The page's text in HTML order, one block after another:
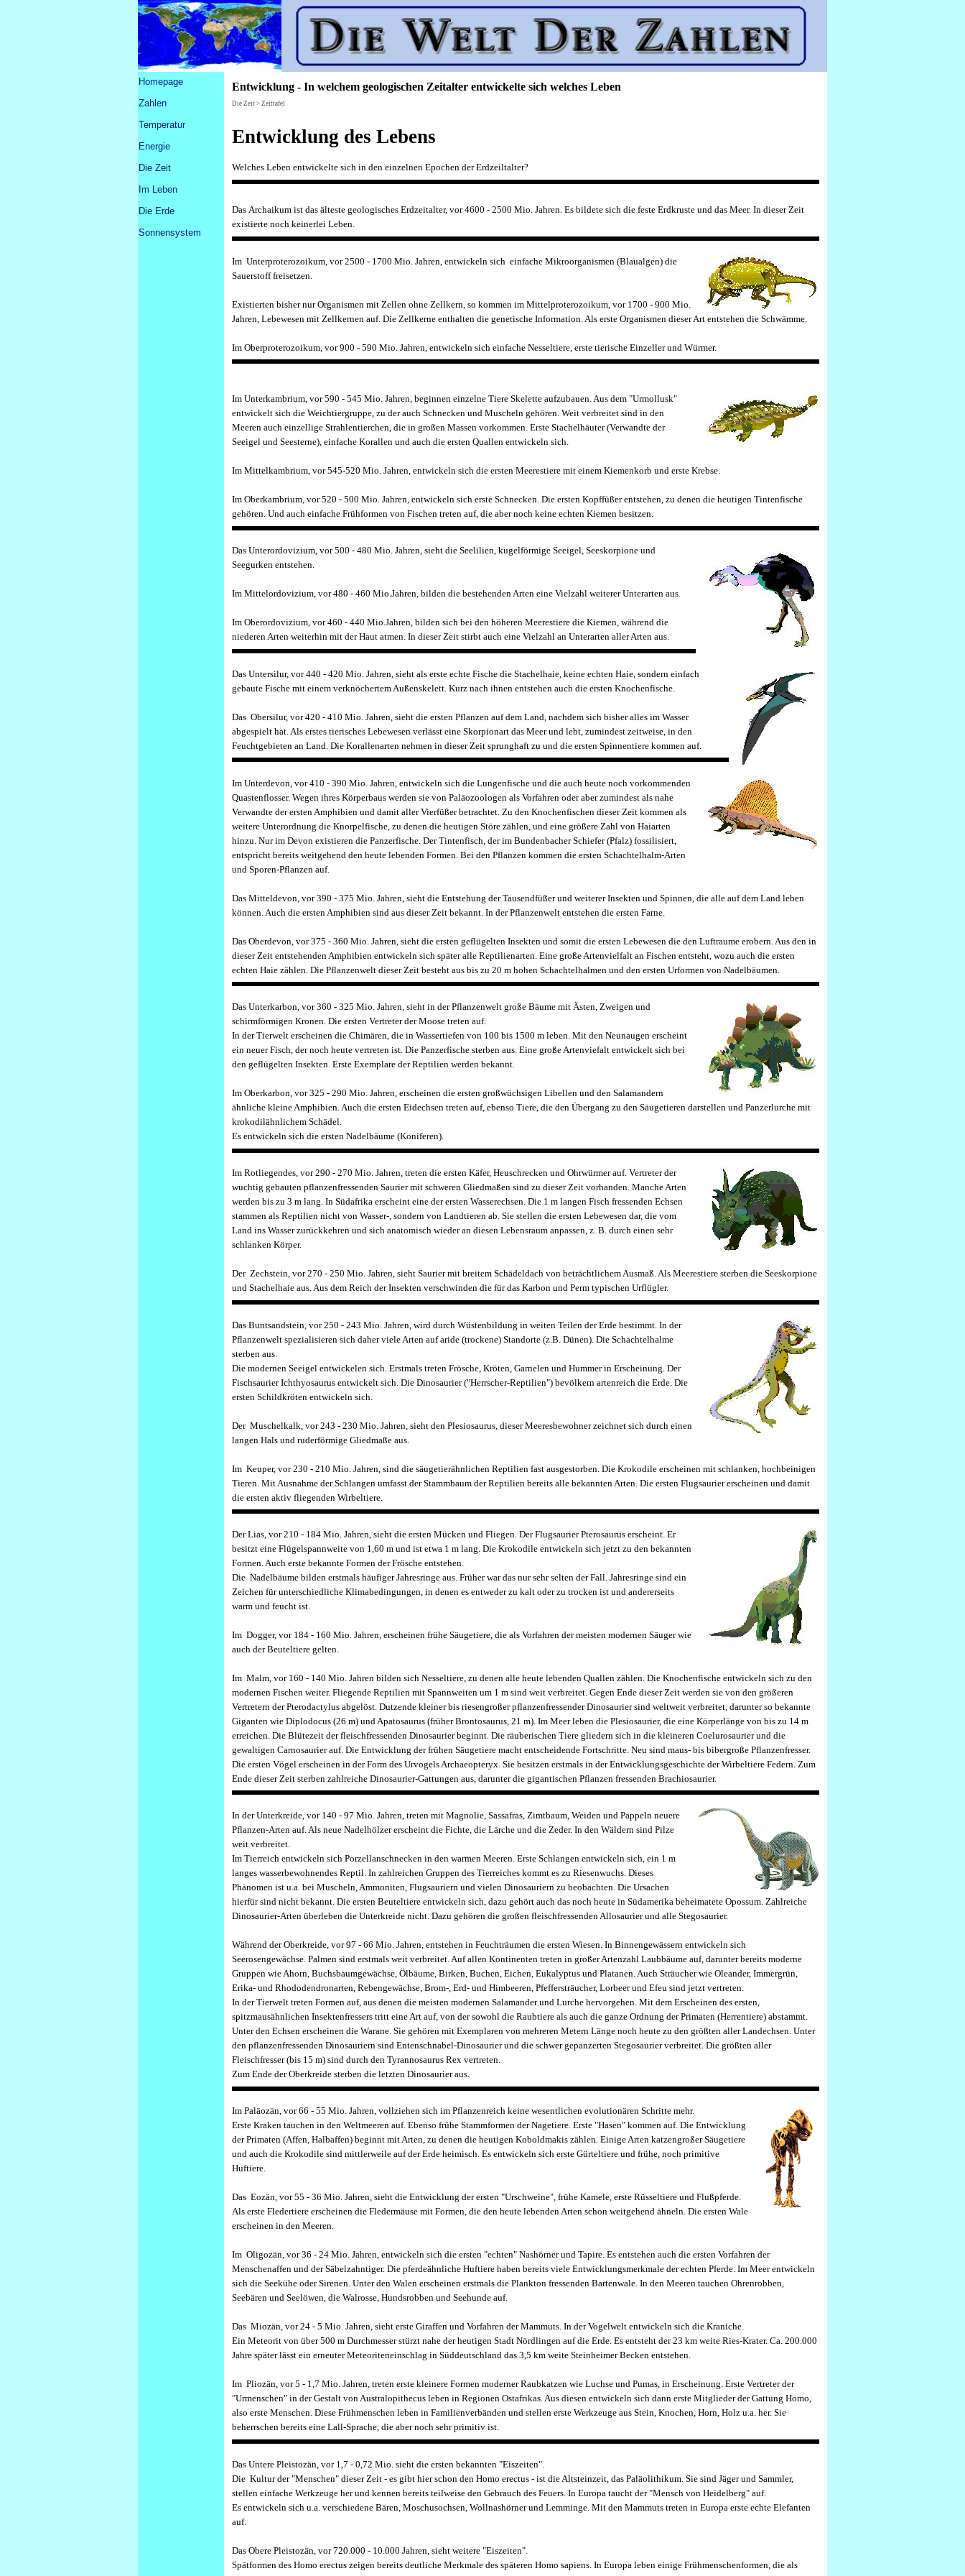
Menü überspringen
Homepage
Zahlen
Temperatur
Energie
Die Zeit
Im Leben
Die Erde
Sonnensystem
Entwicklung - In welchem geologischen Zeitalter entwickelte sich welches Leben
Die Zeit > Zeittafel
Entwicklung des Lebens
Welches Leben entwickelte sich in den einzelnen Epochen der Erdzeiltalter?
DasArchaikum ist das älteste geologisches Erdzeitalter, vor 4600 - 2500 Mio. Jahren. Es bildete sich die feste Erdkruste und das Meer. In dieser Zeit
existierte noch keinerlei Leben.
Im Unterproterozoikum, vor 2500 - 1700 Mio. Jahren, entwickeln sich einfache Mikroorganismen (Blaualgen) die
Sauerstoff freisetzen.
Existierten bisher nur Organismen mit Zellen ohne Zellkern, so kommen im Mittelproterozoikum, vor 1700 - 900 Mio.
Jahren, Lebewesen mit Zellkernen auf. Die Zellkerne enthalten die genetische Information. Als erste Organismen dieser Art entstehen die Schwämme.
Im Oberproterozoikum, vor 900 - 590 Mio. Jahren, entwickeln sich einfache Nesseltiere, erste tierische Einzeller und Würmer.
Im Unterkambrium, vor 590 - 545 Mio. Jahren, beginnen einzelne Tiere Skelette aufzubauen. Aus dem "Urmollusk"
entwickelt sich die Weichtiergruppe, zu der auch Schnecken und Muscheln gehören. Weit verbreitet sind in den
Meeren auch einzellige Strahlentierchen, die in großen Massen vorkommen. Erste Stachelhäuter (Verwandte der
Seeigel und Seesterne), einfache Korallen und auch die ersten Quallen entwickeln sich.
Im Mittelkambrium, vor 545-520 Mio. Jahren, entwickeln sich die ersten Meerestiere mit einem Kiemenkorb und erste Krebse.
Im Oberkambrium, vor 520 - 500 Mio. Jahren, entwickeln sich erste Schnecken. Die ersten Kopffüßer entstehen, zu denen die heutigen Tintenfische
gehören. Und auch einfache Frühformen von Fischen treten auf, die aber noch keine echten Kiemen besitzen.
Das Unterordovizium, vor 500 - 480 Mio. Jahren, sieht die Seelilien, kugelförmige Seeigel, Seeskorpione und
Seegurken entstehen.
Im Mittelordovizium, vor 480 - 460 Mio.Jahren, bilden die bestehenden Arten eine Vielzahl weiterer Unterarten aus.
Im Oberordovizium, vor 460 - 440 Mio.Jahren, bilden sich bei den höheren Meerestiere die Kiemen, während die
niederen Arten weiterhin mit der Haut atmen. In dieser Zeit stirbt auch eine Vielzahl an Unterarten aller Arten aus.
Das Untersilur, vor 440 - 420 Mio. Jahren, sieht als erste echte Fische die Stachelhaie, keine echten Haie, sondern einfach
gebaute Fische mit einem verknöchertem Außenskelett. Kurz nach ihnen entstehen auch die ersten Knochenfische.
Das Obersilur, vor 420 - 410 Mio. Jahren, sieht die ersten Pflanzen auf dem Land, nachdem sich bisher alles im Wasser
abgespielt hat. Als erstes tierisches Lebewesen verlässt eine Skorpionart das Meer und lebt, zumindest zeitweise, in den
Feuchtgebieten an Land. Die Korallenarten nehmen in dieser Zeit sprunghaft zu und die ersten Spinnentiere kommen auf.
Im Unterdevon, vor 410 - 390 Mio. Jahren, entwickeln sich die Lungenfische und die auch heute noch vorkommenden
Quastenflosser. Wegen ihres Körperbaus werden sie von Paläozoologen als Vorfahren oder aber zumindest als nahe
Verwandte der ersten Amphibien und damit aller Vierfüßer betrachtet. Zu den Knochenfischen dieser Zeit kommen als
weitere Unterordnung die Knorpelfische, zu denen die heutigen Störe zählen, und eine größere Zahl von Haiarten
hinzu. Nur im Devon existieren die Panzerfische. Der Tintenfisch, der im Bundenbacher Schiefer (Pfalz) fossilisiert,
entspricht bereits weitgehend den heute lebenden Formen. Bei den Pflanzen kommen die ersten Schachtelhalm-Arten
und Sporen-Pflanzen auf.
Das Mitteldevon, vor 390 - 375 Mio. Jahren, sieht die Entstehung der Tausendfüßer und weiterer Insekten und Spinnen, die alle auf dem Land leben
können. Auch die ersten Amphibien sind aus dieser Zeit bekannt. In der Pflanzenwelt entstehen die ersten Farne.
Das Oberdevon, vor 375 - 360 Mio. Jahren, sieht die ersten geflügelten Insekten und somit die ersten Lebewesen die den Luftraume erobern. Aus den in
dieser Zeit entstehenden Amphibien entwickeln sich später alle Reptilienarten. Eine große Artenvielfalt an Fischen entsteht, wozu auch die ersten
echten Haie zählen. Die Pflanzenwelt dieser Zeit besteht aus bis zu 20 m hohen Schachtelhalmen und den ersten Urformen von Nadelbäumen.
Das Unterkarbon, vor 360 - 325 Mio. Jahren, sieht in der Pflanzenwelt große Bäume mit Ästen, Zweigen und
schirmförmigen Kronen. Die ersten Vertreter der Moose treten auf.
In der Tierwelt erscheinen die Chimären, die in Wassertiefen von 100 bis 1500 m leben. Mit den Neunaugen erscheint
ein neuer Fisch, der noch heute vertreten ist. Die Panzerfische sterben aus. Eine große Artenviefalt entwickelt sich bei
den geflügelten Insekten. Erste Exemplare der Reptilien werden bekannt.
Im Oberkarbon, vor 325 - 290 Mio. Jahren, erscheinen die ersten großwüchsigen Libellen und den Salamandern
ähnliche kleine Amphibien. Auch die ersten Eidechsen treten auf, ebenso Tiere, die den Übergang zu den Säugetieren darstellen und Panzerlurche mit
krokodilähnlichem Schädel.
Es entwickeln sich die ersten Nadelbäume (Koniferen).
Im Rotliegendes, vor 290 - 270 Mio. Jahren, treten die ersten Käfer, Heuschrecken und Ohrwürmer auf. Vertreter der
wuchtig gebauten pflanzenfressenden Saurier mit schweren Gliedmaßen sind zu dieser Zeit vorhanden. Manche Arten
werden bis zu 3 m lang. In Südafrika erscheint eine der ersten Wasserechsen. Die 1 m langen Fisch fressenden Echsen
stammen als Reptilien nicht von Wasser-, sondern von Landtieren ab. Sie stellen die ersten Lebewesen dar, die vom
Land ins Wasser zurückkehren und sich anatomisch wieder an diesen Lebensraum anpassen, z. B. durch einen sehr
schlanken Körper.
Der Zechstein, vor 270 - 250 Mio. Jahren, sieht Saurier mit breitem Schädeldach von beträchtlichem Ausmaß. Als Meerestiere sterben die Seeskorpione
und Stachelhaie aus. Aus dem Reich der Insekten verschwinden die für das Karbon und Perm typischen Urflügler.
Das Buntsandstein, vor 250 - 243 Mio. Jahren, wird durch Wüstenbildung in weiten Teilen der Erde bestimmt. In der
Pflanzenwelt spezialisieren sich daher viele Arten auf aride (trockene) Standorte (z.B. Dünen). Die Schachtelhalme
sterben aus.
Die modernen Seeigel entwickelen sich. Erstmals treten Frösche, Kröten, Garnelen und Hummer in Erscheinung. Der
Fischsaurier Ichthyosaurus entwickelt sich. Die Dinosaurier ("Herrscher-Reptilien") bevölkern artenreich die Erde. Die
ersten Schildkröten entwickeln sich.
Der Muschelkalk, vor 243 - 230 Mio. Jahren, sieht den Plesiosaurus, dieser Meeresbewohner zeichnet sich durch einen
langen Hals und ruderförmige Gliedmaße aus.
Im Keuper, vor 230 - 210 Mio. Jahren, sind die säugetierähnlichen Reptilien fast ausgestorben. Die Krokodile erscheinen mit schlanken, hochbeinigen
Tieren. Mit Ausnahme der Schlangen umfasst der Stammbaum der Reptilien bereits alle bekannten Arten. Die ersten Flugsaurier erscheinen und damit
die ersten aktiv fliegenden Wirbeltiere.
Der Lias, vor 210 - 184 Mio. Jahren, sieht die ersten Mücken und Fliegen. Der Flugsaurier Pterosaurus erscheint. Er
besitzt eine Flügelspannweite von 1,60 m und ist etwa 1 m lang. Die Krokodile entwickeln sich jetzt zu den bekannten
Formen. Auch erste bekannte Formen der Frösche entstehen.
Die Nadelbäume bilden erstmals häufiger Jahresringe aus. Früher war das nur sehr selten der Fall. Jahresringe sind ein
Zeichen für unterschiedliche Klimabedingungen, in denen es entweder zu kalt oder zu trocken ist und andererseits
warm und feucht ist.
Im Dogger, vor 184 - 160 Mio. Jahren, erscheinen frühe Säugetiere, die als Vorfahren der meisten modernen Säuger wie
auch der Beuteltiere gelten.
Im Malm, vor 160 - 140 Mio. Jahren bilden sich Nesseltiere, zu denen alle heute lebenden Quallen zählen. Die Knochenfische entwickeln sich zu den
modernen Fischen weiter. Fliegende Reptilien mit Spannweiten um 1 m sind weit verbreitet. Gegen Ende dieser Zeit werden sie von den größeren
Vertretern der Pterodactylus abgelöst. Dutzende kleiner bis riesengroßer pflanzenfressender Dinosaurier sind weltweit verbreitet, darunter so bekannte
Giganten wie Diplodocus (26 m) und Apatosaurus (früher Brontosaurus, 21 m). Im Meer leben die Plesiosaurier, die eine Körperlänge von bis zu 14 m
erreichen. Die Blütezeit der fleischfressenden Dinosaurier beginnt. Die räuberischen Tiere gliedern sich in die kleineren Coelurosaurier und die
gewaltigen Carnosaurier auf. Die Entwicklung der frühen Säugetiere macht entscheidende Fortschritte. Neu sind maus- bis bibergroße Pflanzenfresser.
Die ersten Vögel erscheinen in der Form des Urvogels Archaeopteryx. Sie besitzen erstmals in der Entwicklungsgeschichte der Wirbeltiere Federn. Zum
Ende dieser Zeit sterben zahlreiche Dinosaurier-Gattungen aus, darunter die gigantischen Pflanzen fressenden Brachiosaurier.
In der Unterkreide, vor 140 - 97 Mio. Jahren, treten mit Magnolie, Sassafras, Zimtbaum, Weiden und Pappeln neuere
Pflanzen-Arten auf. Als neue Nadelhölzer erscheint die Fichte, die Lärche und die Zeder. In den Wäldern sind Pilze
weit verbreitet.
Im Tierreich entwickeln sich Porzellanschnecken in den warmen Meeren. Erste Schlangen entwickeln sich, ein 1 m
langes wasserbewohnendes Reptil. In zahlreichen Gruppen des Tierreiches kommt es zu Riesenwuchs. Dieses
Phänomen ist u.a. bei Muscheln, Ammoniten, Flugsauriern und vielen Dinosauriern zu beobachten. Die Ursachen
hierfür sind nicht bekannt. Die ersten Beuteltiere entwickeln sich, dazu gehört auch das noch heute in Südamerika beheimatete Opossum. Zahlreiche
Dinosaurier-Arten überleben die Unterkreide nicht. Dazu gehören die großen fleischfressenden Allosaurier und alle Stegosaurier.
Während der Oberkreide, vor 97 - 66 Mio. Jahren, entstehen in Feuchträumen die ersten Wiesen. In Binnengewässern entwickeln sich
Seerosengewächse. Palmen sind erstmals weit verbreitet. Auf allen Kontinenten treten in großer Artenzahl Laubbäume auf, darunter bereits moderne
Gruppen wie Ahorn, Buchsbaumgewächse, Ölbäume, Birken, Buchen, Eichen, Eukalyptus und Platanen. Auch Sträucher wie Oleander, Immergrün,
Erika- und Rhododendronarten, Rebengewächse, Brom-, Erd- und Himbeeren, Pfeffersträucher, Lorbeer und Efeu sind jetzt vertreten.
In der Tierwelt treten Formen auf, aus denen die meisten modernen Salamander und Lurche hervorgehen. Mit dem Erscheinen des ersten,
spitzmausähnlichen Insektenfressers tritt eine Art auf, von der sowohl die Raubtiere als auch die ganze Ordnung der Primaten (Herrentiere) abstammt.
Unter den Echsen erscheinen die Warane. Sie gehören mit Exemplaren von mehreren Metern Länge noch heute zu den größten aller Landechsen. Unter
den pflanzenfressenden Dinosauriern sind Entenschnabel-Dinosaurier und die schwer gepanzerten Stegosaurier verbreitet. Die größten aller
Fleischfresser (bis 15 m) sind durch den Tyrannosaurus Rex vertreten.
Zum Ende der Oberkreide sterben die letzten Dinosaurier aus.
Im Paläozän, vor 66 - 55 Mio. Jahren, vollziehen sich im Pflanzenreich keine wesentlichen evolutionären Schritte mehr.
Erste Kraken tauchen in den Weltmeeren auf. Ebenso frühe Stammformen der Nagetiere. Erste "Hasen" kommen auf. Die Entwicklung
der Primaten (Affen, Halbaffen) beginnt mit Arten, zu denen die heutigen Koboldmakis zählen. Einige Arten katzengroßer Säugetiere
und auch die Krokodile sind mittlerweile auf der Erde heimisch. Es entwickeln sich erste Gürteltiere und frühe, noch primitive
Huftiere.
Das Eozän, vor 55 - 36 Mio. Jahren, sieht die Entwicklung der ersten "Urschweine", frühe Kamele, erste Rüsseltiere und Flußpferde.
Als erste Fledertiere erscheinen die Fledermäuse mit Formen, die den heute lebenden Arten schon weitgehend ähneln. Die ersten Wale
erscheinen in den Meeren.
Im Oligozän, vor 36 - 24 Mio. Jahren, entwickeln sich die ersten "echten" Nashörner und Tapire. Es entstehen auch die ersten Vorfahren der
Menschenaffen und der Säbelzahntiger. Die pferdeähnliche Huftiere haben bereits viele Entwicklungsmerkmale der echten Pferde. Im Meer entwickeln
sich die Seekühe oder Sirenen. Unter den Walen erscheinen erstmals die Plankton fressenden Bartenwale. In den Meeren tauchen Ohrenrobben,
Seebären und Seelöwen, die Walrosse, Hundsrobben und Seehunde auf.
Das Miozän, vor 24 - 5 Mio. Jahren, sieht erste Giraffen und Vorfahren der Mammuts. In der Vogelwelt entwickeln sich die Kraniche.
Ein Meteorit von über 500 m Durchmesser stürzt nahe der heutigen Stadt Nördlingen auf die Erde. Es entsteht der 23 km weite Ries-Krater. Ca. 200.000
Jahre später lässt ein erneuter Meteoriteneinschlag in Süddeutschland das 3,5 km weite Steinheimer Becken entstehen.
Im Pliozän, vor 5 - 1,7 Mio. Jahren, treten erste kleinere Formen moderner Raubkatzen wie Luchse und Pumas, in Erscheinung. Erste Vertreter der
"Urmenschen" in der Gestalt von Australopithecus leben in Regionen Ostafrikas. Aus diesen entwickeln sich dann erste Mitglieder der Gattung Homo,
also erste Menschen. Diese Frühmenschen leben in Familienverbänden und stellen erste Werkzeuge aus Stein, Knochen, Horn, Holz u.a. her. Sie
beherrschen bereits eine Lall-Sprache, die aber noch sehr primitiv ist.
Das Untere Pleistozän, vor 1,7 - 0,72 Mio. sieht die ersten bekannten "Eiszeiten".
Die Kultur der "Menschen" dieser Zeit - es gibt hier schon den Homo erectus - ist die Altsteinzeit, das Paläolithikum. Sie sind Jäger und Sammler,
stellen einfache Werkzeuge her und kennen bereits teilweise den Gebrauch des Feuers. In Europa taucht der "Mensch von Heidelberg" auf.
Es entwickeln sich u.a. verschiedene Bären, Moschusochsen, Wollnashörner und Lemminge. Mit den Mammuts treten in Europa erste echte Elefanten
auf.
Das Obere Pleistozän, vor 720.000 - 10.000 Jahren, sieht weitere "Eiszeiten".
Spätformen des Homo erectus zeigen bereits deutliche Merkmale des späteren Homo sapiens. In Europa leben einige Frühmenschenformen, die als